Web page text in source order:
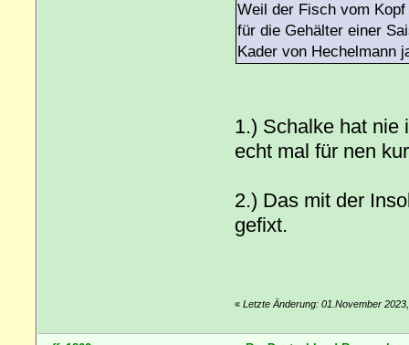
Weil der Fisch vom
für die Gehälter einer
Kader von Hechelmann
1.) Schalke hat nie
echt mal für nen
2.) Das mit der
gefixt.
« Letzte Änderung: 01.November